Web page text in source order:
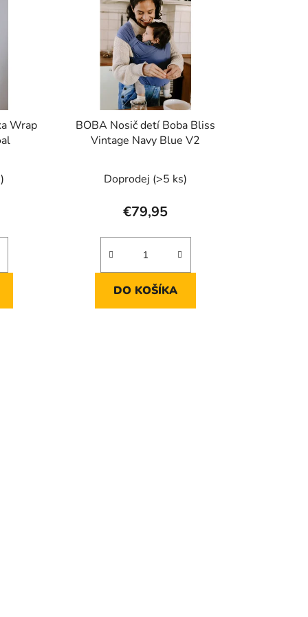
u
k
Wrap
BOBA Nosič detí Boba Bliss
Vintage Navy Blue V2
Doprodej (>5 ks)
€79,95
DO KOŠÍKA